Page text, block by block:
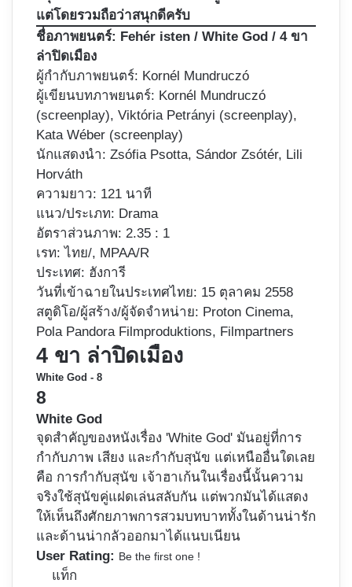
แต่โดยรวมถือว่าสนุกดีครับ
ชื่อภาพยนตร์: Fehér isten / White God / 4 ขา
ล่าปิดเมือง
ผู้กำกับภาพยนตร์: Kornél Mundruczó
ผู้เขียนบทภาพยนตร์: Kornél Mundruczó
(screenplay), Viktória Petrányi (screenplay),
Kata Wéber (screenplay)
นักแสดงนำ: Zsófia Psotta, Sándor Zsótér, Lili
Horváth
ความยาว: 121 นาที
แนว/ประเภท: Drama
อัตราส่วนภาพ: 2.35 : 1
เรท: ไทย/, MPAA/R
ประเทศ: ฮังการี
วันที่เข้าฉายในประเทศไทย: 15 ตุลาคม 2558
สตูดิโอ/ผู้สร้าง/ผู้จัดจำหน่าย: Proton Cinema,
Pola Pandora Filmproduktions, Filmpartners
4 ขา ล่าปิดเมือง
White God - 8
8
White God
จุดสำคัญของหนังเรื่อง 'White God' มันอยู่ที่การ
กำกับภาพ เสียง และกำกับสุนัข แต่เหนืออื่นใดเลย
คือ การกำกับสุนัข เจ้าฮาเก้นในเรื่องนี้นั้นความ
จริงใช้สุนัขคู่แฝดเล่นสลับกัน แต่พวกมันได้แสดง
ให้เห็นถึงศักยภาพการสวมบทบาททั้งในด้านน่ารัก
และด้านน่ากลัวออกมาได้แนบเนียน
User Rating: Be the first one !
แท็ก